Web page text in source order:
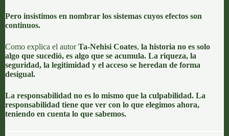
Pero insistimos en nombrar los sistemas cuyos efectos son
continuos.
Como explica el autorTa-Nehisi Coates, la historia no es solo
algo que sucedió, es algo que se acumula. La riqueza, la
seguridad, la legitimidad y el acceso se heredan de forma
desigual.
La responsabilidad no es lo mismo que la culpabilidad. La
responsabilidad tiene que ver con lo que elegimos ahora,
teniendo en cuenta lo que sabemos.